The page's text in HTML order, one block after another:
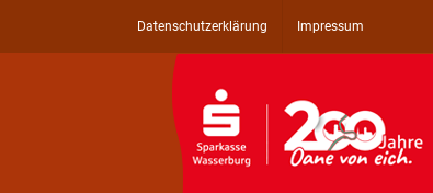
Datenschutzerklärung Impressum